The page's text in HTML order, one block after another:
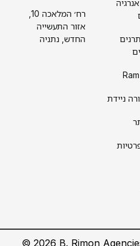
אזור התעשייה
החדש, נתניה
ניידת
© 2026 B. Rimon